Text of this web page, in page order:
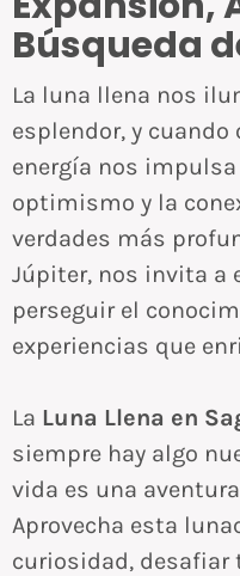
Búsqueda
La luna llena nos
esplendor, y cuando
energía nos
optimismo y la
verdades más
Júpiter, nos invita a
perseguir el
experiencias que
La Luna Llena en
siempre hay algo
vida es una
Aprovecha esta
curiosidad, desafiar